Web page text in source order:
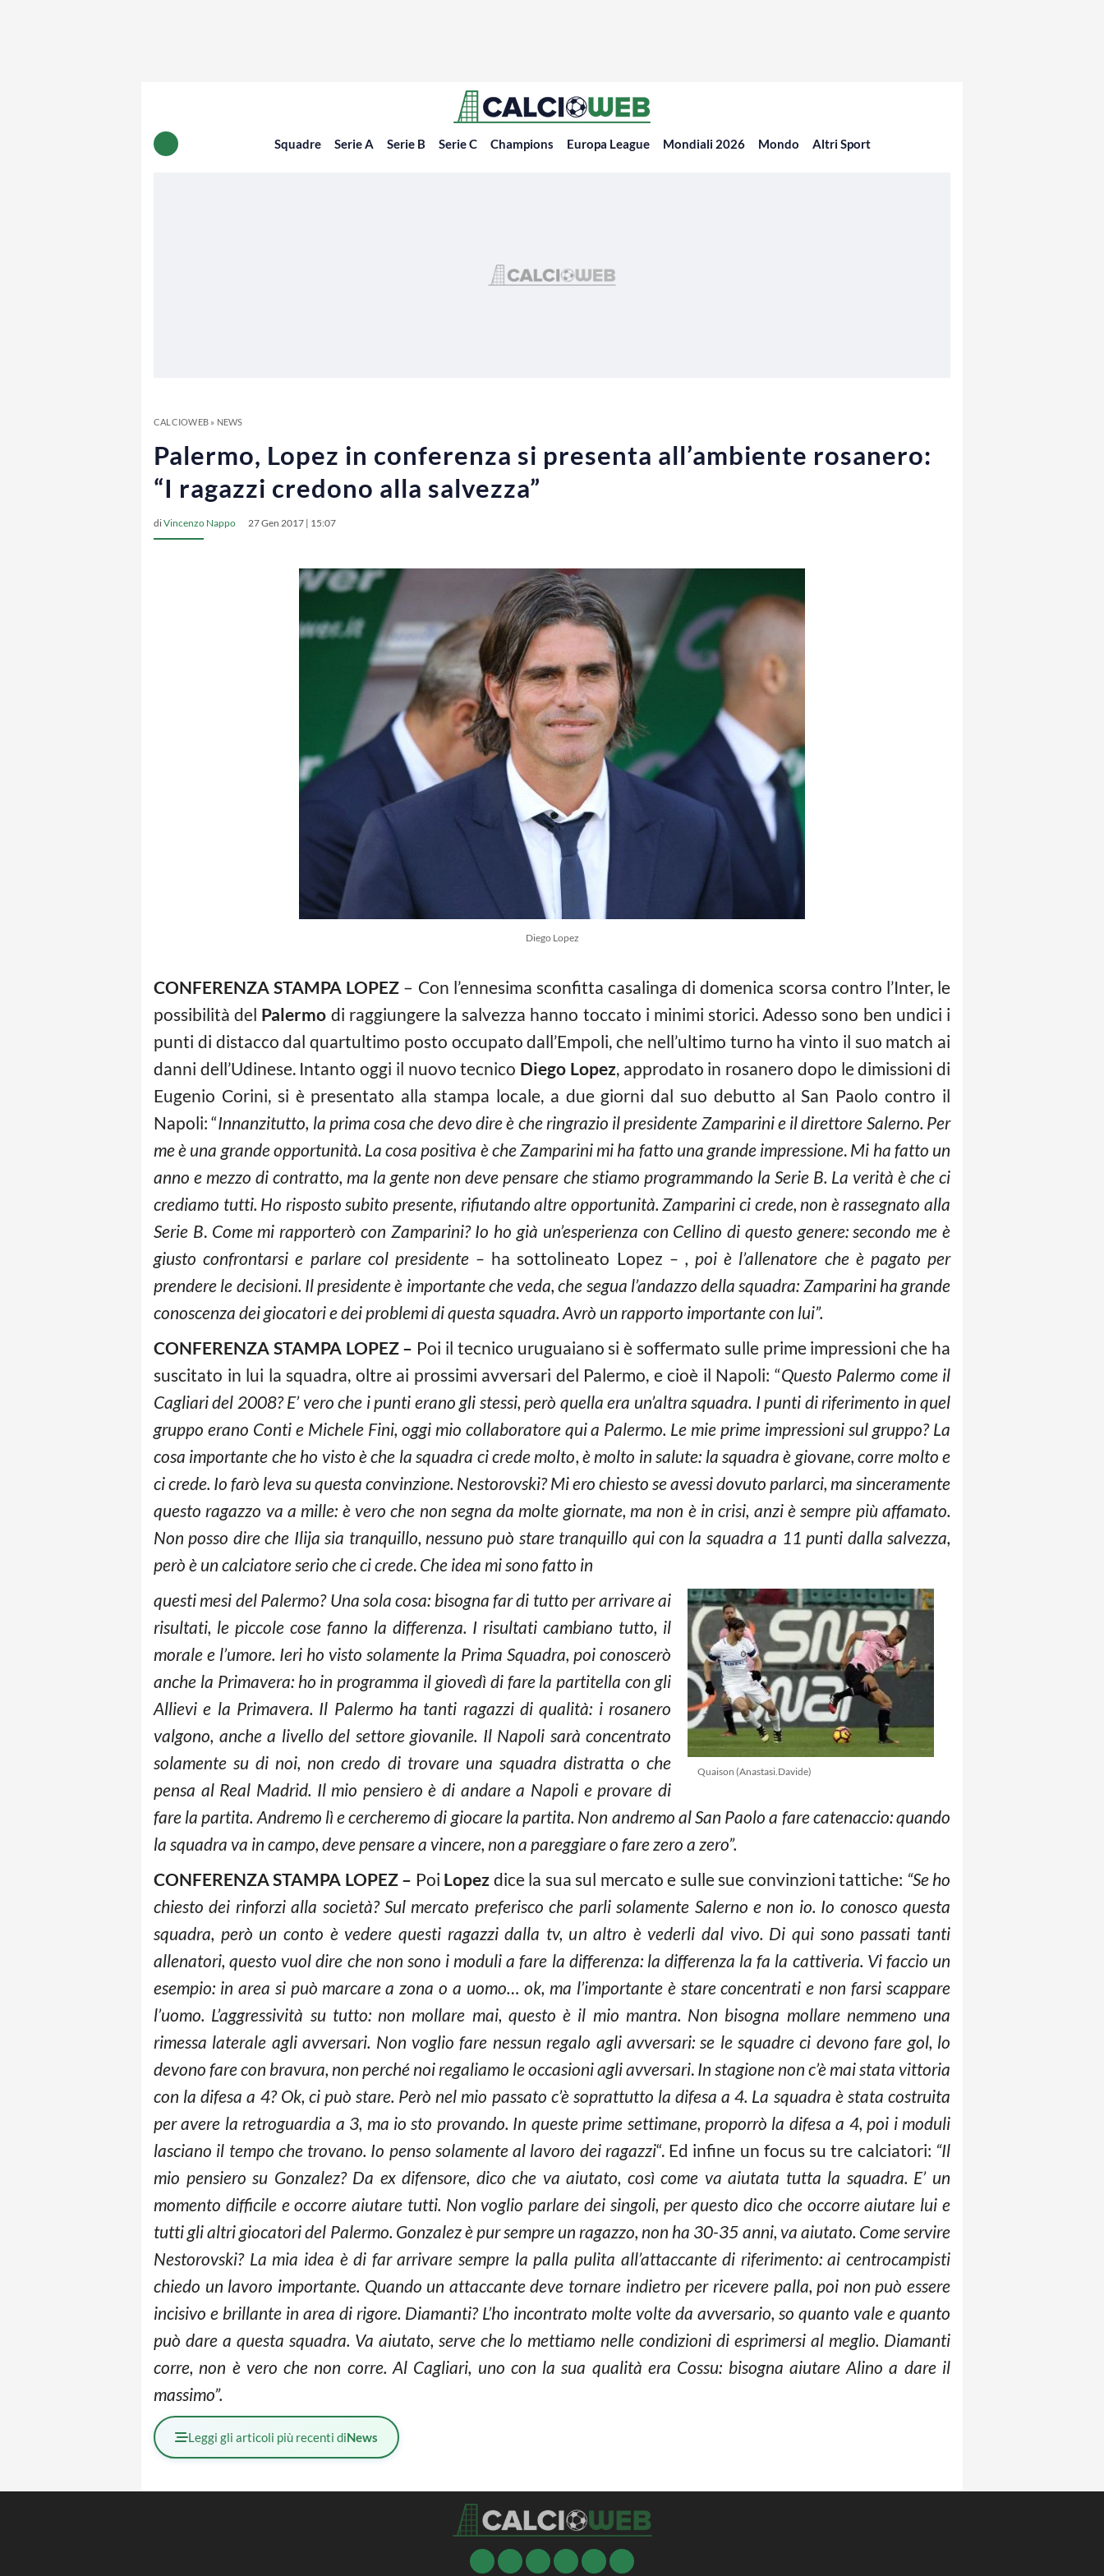
Squadre Serie A Serie B Serie C Champions Europa League Mondiali 2026 Mondo Altri Sport
CALCIOWEB» NEWS
Palermo, Lopez in conferenza si presenta all’ambiente rosanero:
“I ragazzi credono alla salvezza”
diVincenzo Nappo 27 Gen 2017 | 15:07
Diego Lopez
CONFERENZA STAMPA LOPEZ – Con l’ennesima sconfitta casalinga di domenica scorsa contro l’Inter, le
possibilità del Palermo di raggiungere la salvezza hanno toccato i minimi storici. Adesso sono ben undici i
punti di distacco dal quartultimo posto occupato dall’Empoli, che nell’ultimo turno ha vinto il suo match ai
danni dell’Udinese. Intanto oggi il nuovo tecnico Diego Lopez, approdato in rosanero dopo le dimissioni di
Eugenio Corini, si è presentato alla stampa locale, a due giorni dal suo debutto al San Paolo contro il
Napoli: “Innanzitutto, la prima cosa che devo dire è che ringrazio il presidente Zamparini e il direttore Salerno. Per
me è una grande opportunità. La cosa positiva è che Zamparini mi ha fatto una grande impressione. Mi ha fatto un
anno e mezzo di contratto, ma la gente non deve pensare che stiamo programmando la Serie B. La verità è che ci
crediamo tutti. Ho risposto subito presente, rifiutando altre opportunità. Zamparini ci crede, non è rassegnato alla
Serie B. Come mi rapporterò con Zamparini? Io ho già un’esperienza con Cellino di questo genere: secondo me è
giusto confrontarsi e parlare col presidente – ha sottolineato Lopez – , poi è l’allenatore che è pagato per
prendere le decisioni. Il presidente è importante che veda, che segua l’andazzo della squadra: Zamparini ha grande
conoscenza dei giocatori e dei problemi di questa squadra. Avrò un rapporto importante con lui”.
CONFERENZA STAMPA LOPEZ – Poi il tecnico uruguaiano si è soffermato sulle prime impressioni che ha
suscitato in lui la squadra, oltre ai prossimi avversari del Palermo, e cioè il Napoli: “Questo Palermo come il
Cagliari del 2008? E’ vero che i punti erano gli stessi, però quella era un’altra squadra. I punti di riferimento in quel
gruppo erano Conti e Michele Fini, oggi mio collaboratore qui a Palermo. Le mie prime impressioni sul gruppo? La
cosa importante che ho visto è che la squadra ci crede molto, è molto in salute: la squadra è giovane, corre molto e
ci crede. Io farò leva su questa convinzione. Nestorovski? Mi ero chiesto se avessi dovuto parlarci, ma sinceramente
questo ragazzo va a mille: è vero che non segna da molte giornate, ma non è in crisi, anzi è sempre più affamato.
Non posso dire che Ilija sia tranquillo, nessuno può stare tranquillo qui con la squadra a 11 punti dalla salvezza,
però è un calciatore serio che ci crede. Che idea mi sono fatto in
Quaison (Anastasi.Davide)
questi mesi del Palermo? Una sola cosa: bisogna far di tutto per arrivare ai
risultati, le piccole cose fanno la differenza. I risultati cambiano tutto, il
morale e l’umore. Ieri ho visto solamente la Prima Squadra, poi conoscerò
anche la Primavera: ho in programma il giovedì di fare la partitella con gli
Allievi e la Primavera. Il Palermo ha tanti ragazzi di qualità: i rosanero
valgono, anche a livello del settore giovanile. Il Napoli sarà concentrato
solamente su di noi, non credo di trovare una squadra distratta o che
pensa al Real Madrid. Il mio pensiero è di andare a Napoli e provare di
fare la partita. Andremo lì e cercheremo di giocare la partita. Non andremo al San Paolo a fare catenaccio: quando
la squadra va in campo, deve pensare a vincere, non a pareggiare o fare zero a zero”.
CONFERENZA STAMPA LOPEZ – Poi Lopez dice la sua sul mercato e sulle sue convinzioni tattiche: “Se ho
chiesto dei rinforzi alla società? Sul mercato preferisco che parli solamente Salerno e non io. Io conosco questa
squadra, però un conto è vedere questi ragazzi dalla tv, un altro è vederli dal vivo. Di qui sono passati tanti
allenatori, questo vuol dire che non sono i moduli a fare la differenza: la differenza la fa la cattiveria. Vi faccio un
esempio: in area si può marcare a zona o a uomo… ok, ma l’importante è stare concentrati e non farsi scappare
l’uomo. L’aggressività su tutto: non mollare mai, questo è il mio mantra. Non bisogna mollare nemmeno una
rimessa laterale agli avversari. Non voglio fare nessun regalo agli avversari: se le squadre ci devono fare gol, lo
devono fare con bravura, non perché noi regaliamo le occasioni agli avversari. In stagione non c’è mai stata vittoria
con la difesa a 4? Ok, ci può stare. Però nel mio passato c’è soprattutto la difesa a 4. La squadra è stata costruita
per avere la retroguardia a 3, ma io sto provando. In queste prime settimane, proporrò la difesa a 4, poi i moduli
lasciano il tempo che trovano. Io penso solamente al lavoro dei ragazzi“. Ed infine un focus su tre calciatori: “Il
mio pensiero su Gonzalez? Da ex difensore, dico che va aiutato, così come va aiutata tutta la squadra. E’ un
momento difficile e occorre aiutare tutti. Non voglio parlare dei singoli, per questo dico che occorre aiutare lui e
tutti gli altri giocatori del Palermo. Gonzalez è pur sempre un ragazzo, non ha 30-35 anni, va aiutato. Come servire
Nestorovski? La mia idea è di far arrivare sempre la palla pulita all’attaccante di riferimento: ai centrocampisti
chiedo un lavoro importante. Quando un attaccante deve tornare indietro per ricevere palla, poi non può essere
incisivo e brillante in area di rigore. Diamanti? L’ho incontrato molte volte da avversario, so quanto vale e quanto
può dare a questa squadra. Va aiutato, serve che lo mettiamo nelle condizioni di esprimersi al meglio. Diamanti
corre, non è vero che non corre. Al Cagliari, uno con la sua qualità era Cossu: bisogna aiutare Alino a dare il
massimo”.
Leggi gli articoli più recenti diNews